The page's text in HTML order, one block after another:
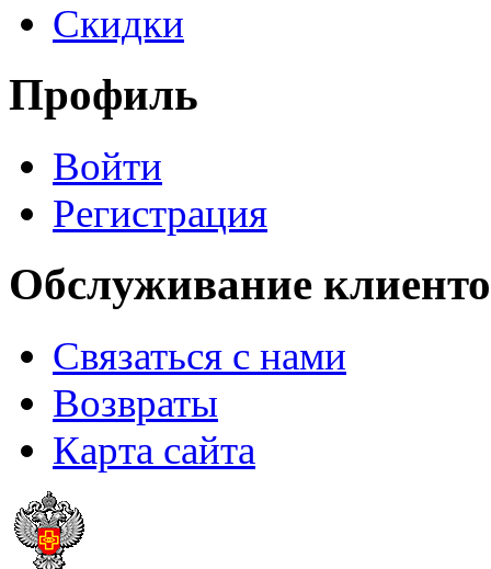
Скидки
Профиль
Войти
Регистрация
Обслуживание
Связаться с нами
Возвраты
Карта сайта